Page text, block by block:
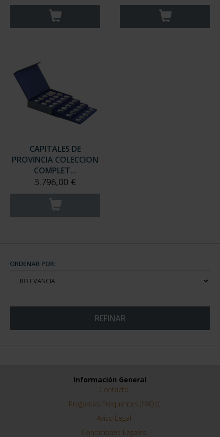
CAPITALES DE
PROVINCIA COLECCION
COMPLET...
3.796,00 €
ORDENAR POR:
REFINAR
Información General
Contacto
Preguntas Frequentes (FAQs)
Aviso Legal
Condiciones Legales